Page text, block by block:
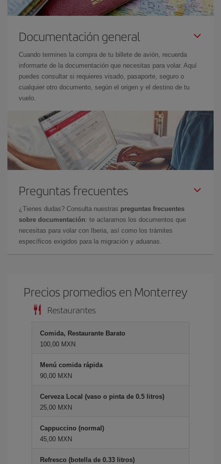
Documentación general
Cuando termines la compra de tu billete de avión, recuerda
informarte de la documentación que necesitas para volar. Aquí
puedes consultar si requieres visado, pasaporte, seguro o
cualquier otro documento, según el origen y el destino de tu
vuelo.
Preguntas frecuentes
¿Tienes dudas? Consulta nuestras preguntas frecuentes
sobre documentación: te aclaramos los documentos que
necesitas para volar con Iberia, así como los trámites
específicos exigidos para la migración y aduanas.
Precios promedios en Monterrey
Restaurantes
Comida, Restaurante Barato
100,00 MXN
Menú comida rápida
90,00 MXN
Cerveza Local (vaso o pinta de 0.5 litros)
25,00 MXN
Cappuccino (normal)
45,00 MXN
Refresco (botella de 0.33 litros)